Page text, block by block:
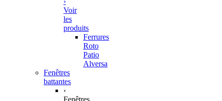
Voir
les
produits
Ferrures
Roto
Patio
Alversa
Fenêtres
battantes
‹
Fenêtres